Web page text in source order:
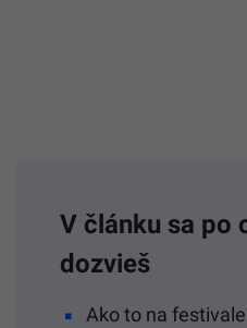
V článku sa po
dozvieš
Ako to na